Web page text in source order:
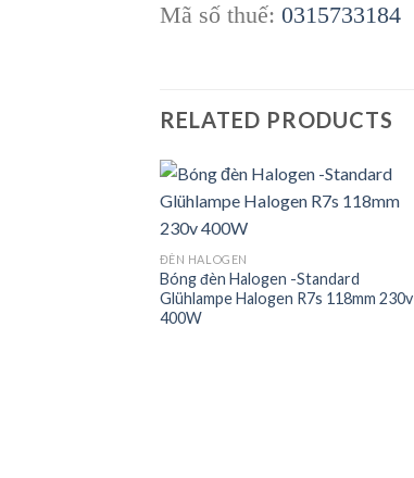
Mã số thuế: 0315733184
RELATED PRODUCTS
ĐÈN HALOGEN
Bóng đèn Halogen -Standard
Glühlampe Halogen R7s 118mm 230v
400W